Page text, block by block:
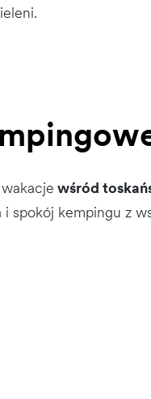
wśród
spokój kempingu z